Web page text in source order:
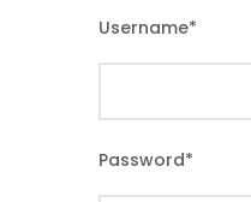
Username*
Password*